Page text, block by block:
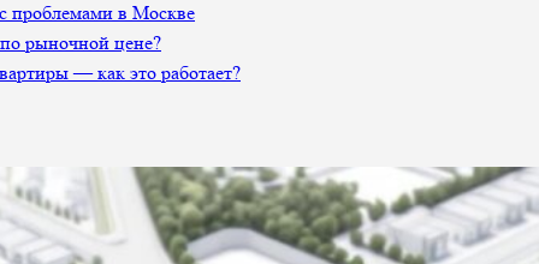
проблемами в Москве
рыночной цене?
— как это работает?